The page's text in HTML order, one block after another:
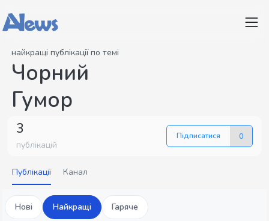
найкращі публікації по темі
Чорний
Гумор
3
публікацій
Підписатися 0
Публікації Канал
Нові Найкращі Гаряче